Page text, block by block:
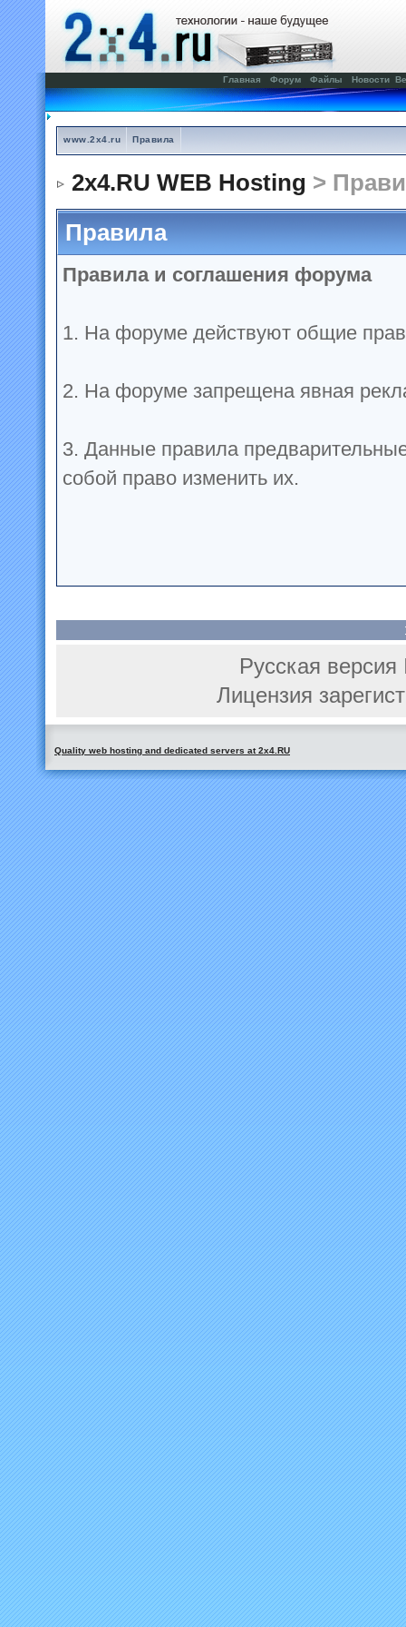
Главная Форум Файлы Новости
www.2x4.ru Правила
2x4.RU WEB Hosting >
Правила
Правила и соглашения форума
1. На форуме действуют общие
2. На форуме запрещена явная
3. Данные правила
собой право изменить их.
Русская
Лицензия
Quality web hosting and dedicated servers at 2x4.RU